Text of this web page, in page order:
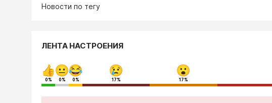
Новости по тегу
ЛЕНТА НАСТРОЕНИЯ
0% 0% 0% 17% 17%